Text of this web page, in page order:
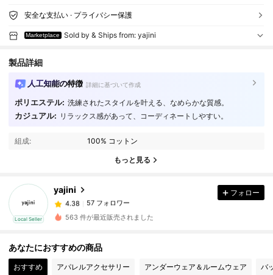
安全な支払い · プライバシー保護
Marketplace Sold by & Ships from: yajini
製品詳細
人工知能の特徴 詳細に基づいて作成
ポリエステル: 洗練されたスタイルを叶える、なめらかな質感。
カジュアル: リラックス感があって、コーディネートしやすい。
組成: 100% コットン
もっと見る
Local Seller
yajini
4.38 57 フォロワー
4.38 57 フォロワー
57 フォロワー
57 フォロワー
4.38
h***y が1日前にフォローしました
4.38
4.38 57 フォロワー
4.38 57 フォロワー
フォロー
563 件が最近販売されました
あなたにおすすめの商品
おすすめ アパレルアクセサリー アンダーウェア＆ルームウェア バ